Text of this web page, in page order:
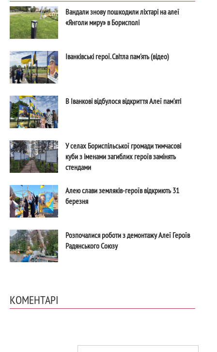
Вандали знову пошкодили ліхтарі на алеї
«Янголи миру» в Борисполі
Іванківські герої. Світла пам'ять (відео)
В Іванкові відбулося відкриття Алеї пам’яті
У селах Бориспільської громади тимчасові
куби з іменами загиблих героїв замінять
стендами
Алею слави земляків-героїв відкриють 31
березня
Розпочалися роботи з демонтажу Алеї Героїв
Радянського Союзу
КОМЕНТАРІ